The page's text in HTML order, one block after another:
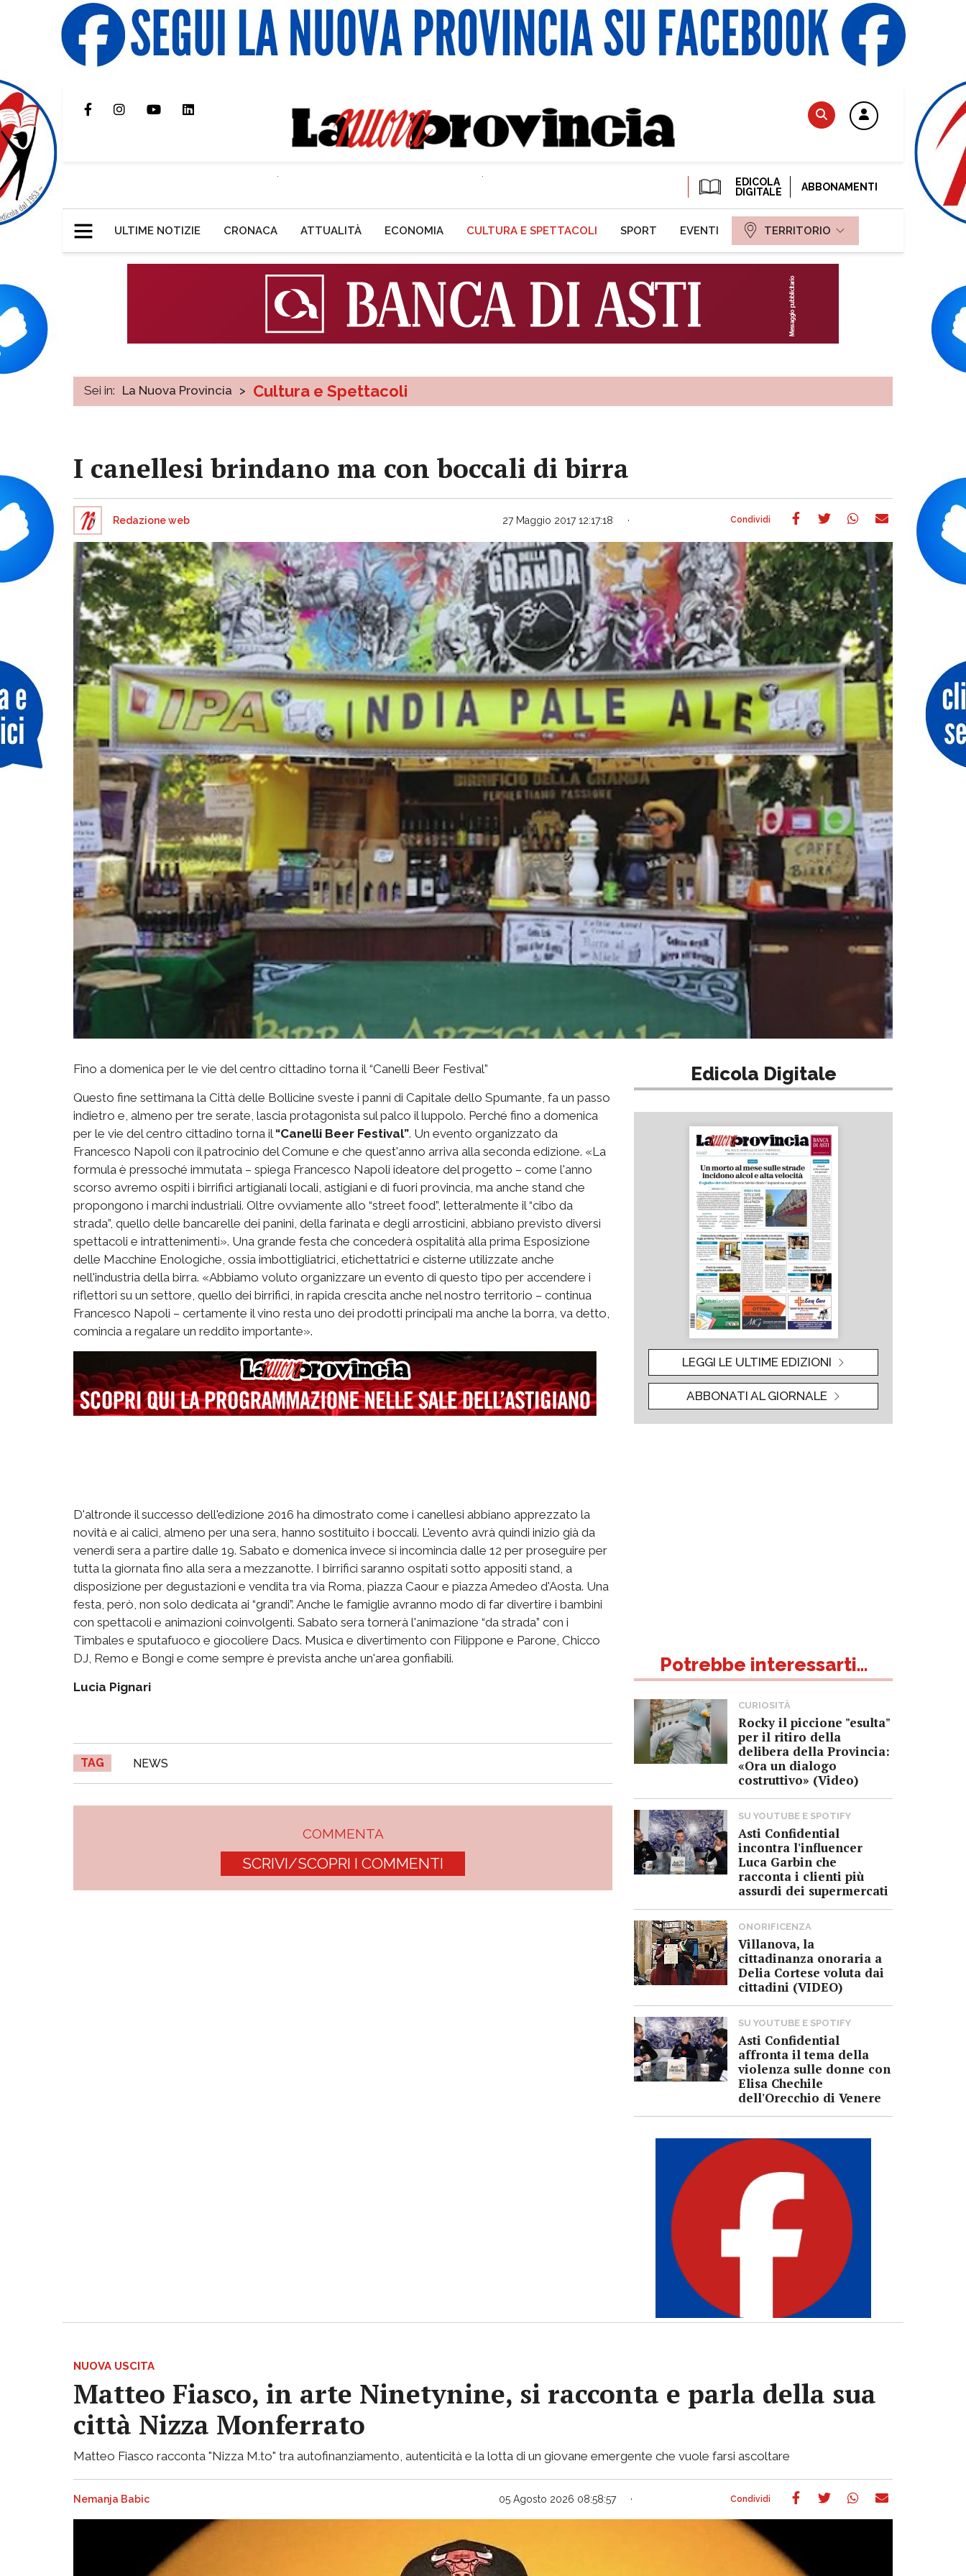
EDICOLA
DIGITALE
ABBONAMENTI
ULTIME NOTIZIE CRONACA ATTUALITÀ ECONOMIA CULTURA E SPETTACOLI SPORT EVENTI TERRITORIO
Sei in: La Nuova Provincia > Cultura e Spettacoli
I canellesi brindano ma con boccali di birra
Redazione web 27 Maggio 2017 12:17:18
Fino a domenica per le vie del centro cittadino torna il “Canelli Beer Festival”
Questo fine settimana la Città delle Bollicine sveste i panni di Capitale dello Spumante, fa un passo
indietro e, almeno per tre serate, lascia protagonista sul palco il luppolo. Perché fino a domenica
per le vie del centro cittadino torna il “Canelli Beer Festival”. Un evento organizzato da
Francesco Napoli con il patrocinio del Comune e che quest'anno arriva alla seconda edizione. «La
formula è pressoché immutata – spiega Francesco Napoli ideatore del progetto – come l'anno
scorso avremo ospiti i birrifici artigianali locali, astigiani e di fuori provincia, ma anche stand che
propongono i marchi industriali. Oltre ovviamente allo “street food”, letteralmente il “cibo da
strada”, quello delle bancarelle dei panini, della farinata e degli arrosticini, abbiano previsto diversi
spettacoli e intrattenimenti». Una grande festa che concederà ospitalità alla prima Esposizione
delle Macchine Enologiche, ossia imbottigliatrici, etichettatrici e cisterne utilizzate anche
nell'industria della birra. «Abbiamo voluto organizzare un evento di questo tipo per accendere i
riflettori su un settore, quello dei birrifici, in rapida crescita anche nel nostro territorio – continua
Francesco Napoli – certamente il vino resta uno dei prodotti principali ma anche la borra, va detto,
comincia a regalare un reddito importante».
D'altronde il successo dell'edizione 2016 ha dimostrato come i canellesi abbiano apprezzato la
novità e ai calici, almeno per una sera, hanno sostituito i boccali. L'evento avrà quindi inizio già da
venerdì sera a partire dalle 19. Sabato e domenica invece si incomincia dalle 12 per proseguire per
tutta la giornata fino alla sera a mezzanotte. I birrifici saranno ospitati sotto appositi stand, a
disposizione per degustazioni e vendita tra via Roma, piazza Caour e piazza Amedeo d'Aosta. Una
festa, però, non solo dedicata ai “grandi”. Anche le famiglie avranno modo di far divertire i bambini
con spettacoli e animazioni coinvolgenti. Sabato sera tornerà l'animazione “da strada” con i
Timbales e sputafuoco e giocoliere Dacs. Musica e divertimento con Filippone e Parone, Chicco
DJ, Remo e Bongi e come sempre è prevista anche un'area gonfiabili.
Lucia Pignari
TAG NEWS
COMMENTA
SCRIVI/SCOPRI I COMMENTI
Edicola Digitale
LEGGI LE ULTIME EDIZIONI
ABBONATI AL GIORNALE
Potrebbe interessarti...
CURIOSITÀ
Rocky il piccione "esulta"
per il ritiro della
delibera della Provincia:
«Ora un dialogo
costruttivo» (Video)
SU YOUTUBE E SPOTIFY
Asti Confidential
incontra l'influencer
Luca Garbin che
racconta i clienti più
assurdi dei supermercati
ONORIFICENZA
Villanova, la
cittadinanza onoraria a
Delia Cortese voluta dai
cittadini (VIDEO)
SU YOUTUBE E SPOTIFY
Asti Confidential
affronta il tema della
violenza sulle donne con
Elisa Chechile
dell'Orecchio di Venere
NUOVA USCITA
Matteo Fiasco, in arte Ninetynine, si racconta e parla della sua
città Nizza Monferrato
Matteo Fiasco racconta "Nizza M.to" tra autofinanziamento, autenticità e la lotta di un giovane emergente che vuole farsi ascoltare
Nemanja Babic 05 Agosto 2026 08:58:57